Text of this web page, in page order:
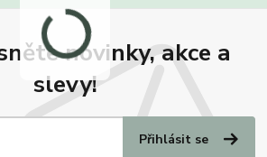
novinky, akce a
slevy!
Přihlásit se